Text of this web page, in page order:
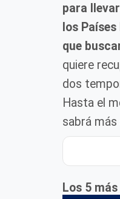
para
los
que
quiere
dos
Hasta el
sabrá
Los 5